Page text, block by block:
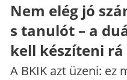
Nem elég jó
s tanulót – a
kell készíteni rá
A BKIK azt üzeni: